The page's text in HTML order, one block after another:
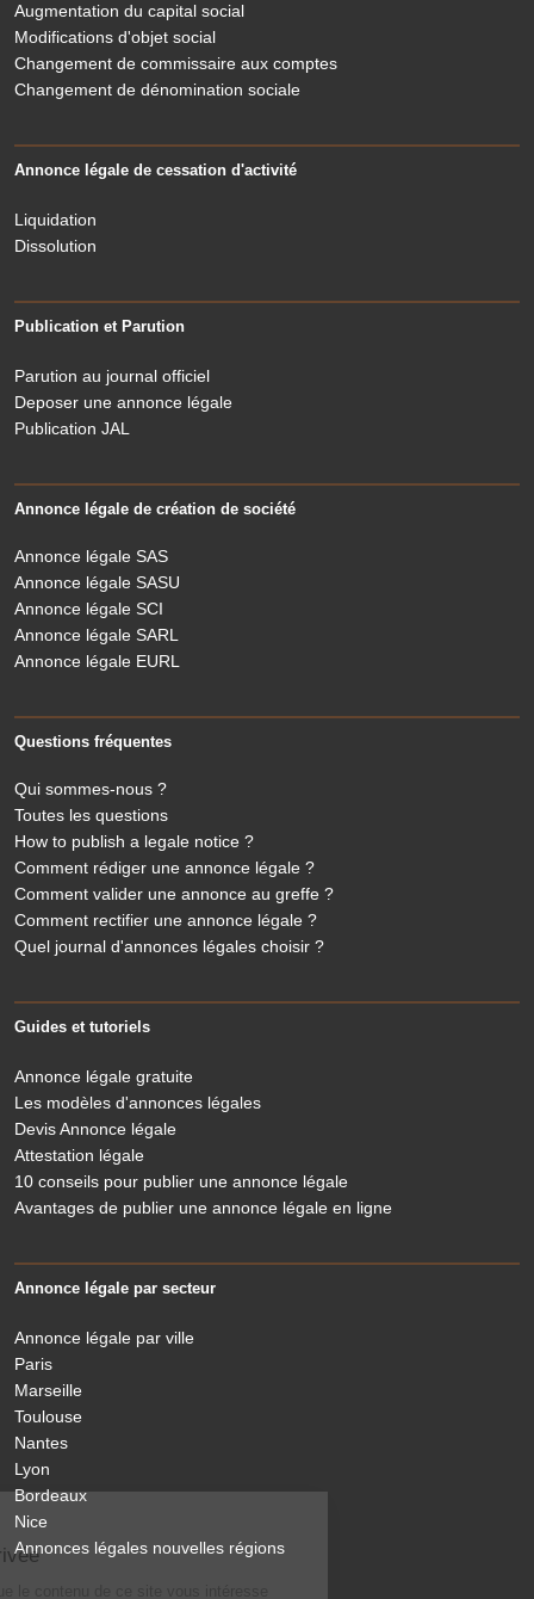
Le Légaliste
respecte votre vie privée
Augmentation du capital social
Modifications d'objet social
Changement de commissaire aux comptes
Changement de dénomination sociale
Annonce légale de cessation d'activité
Liquidation
Dissolution
Publication et Parution
Parution au journal officiel
Deposer une annonce légale
Publication JAL
Annonce légale de création de société
Annonce légale SAS
Annonce légale SASU
Annonce légale SCI
Annonce légale SARL
Annonce légale EURL
Questions fréquentes
Qui sommes-nous ?
Toutes les questions
How to publish a legale notice ?
Comment rédiger une annonce légale ?
Comment valider une annonce au greffe ?
Comment rectifier une annonce légale ?
Quel journal d'annonces légales choisir ?
Guides et tutoriels
Annonce légale gratuite
Les modèles d'annonces légales
Devis Annonce légale
Attestation légale
10 conseils pour publier une annonce légale
Avantages de publier une annonce légale en ligne
Annonce légale par secteur
Annonce légale par ville
Paris
Marseille
Toulouse
Nantes
Lyon
Bordeaux
Nice
Annonces légales nouvelles régions